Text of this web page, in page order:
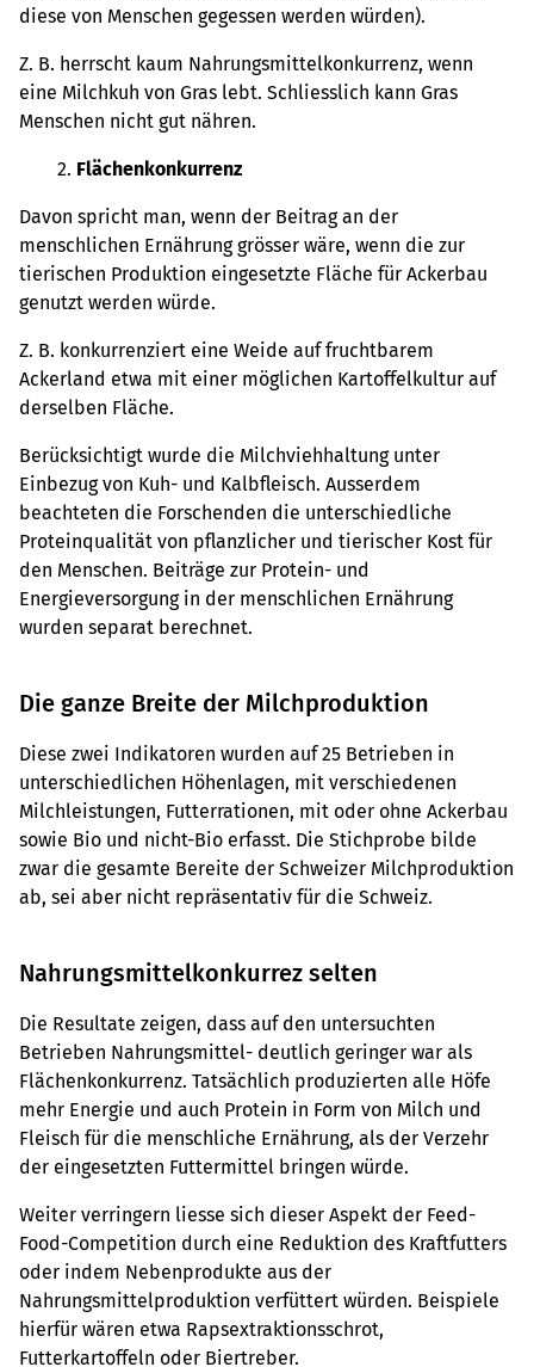
diese von Menschen gegessen werden würden).
Z. B. herrscht kaum Nahrungsmittelkonkurrenz, wenn
eine Milchkuh von Gras lebt. Schliesslich kann Gras
Menschen nicht gut nähren.
Flächenkonkurrenz
Davon spricht man, wenn der Beitrag an der
menschlichen Ernährung grösser wäre, wenn die zur
tierischen Produktion eingesetzte Fläche für Ackerbau
genutzt werden würde.
Z. B. konkurrenziert eine Weide auf fruchtbarem
Ackerland etwa mit einer möglichen Kartoffelkultur auf
derselben Fläche.
Berücksichtigt wurde die Milchviehhaltung unter
Einbezug von Kuh- und Kalbfleisch. Ausserdem
beachteten die Forschenden die unterschiedliche
Proteinqualität von pflanzlicher und tierischer Kost für
den Menschen. Beiträge zur Protein- und
Energieversorgung in der menschlichen Ernährung
wurden separat berechnet.
Die ganze Breite der Milchproduktion
Diese zwei Indikatoren wurden auf 25 Betrieben in
unterschiedlichen Höhenlagen, mit verschiedenen
Milchleistungen, Futterrationen, mit oder ohne Ackerbau
sowie Bio und nicht-Bio erfasst. Die Stichprobe bilde
zwar die gesamte Bereite der Schweizer Milchproduktion
ab, sei aber nicht repräsentativ für die Schweiz.
Nahrungsmittelkonkurrez selten
Die Resultate zeigen, dass auf den untersuchten
Betrieben Nahrungsmittel- deutlich geringer war als
Flächenkonkurrenz. Tatsächlich produzierten alle Höfe
mehr Energie und auch Protein in Form von Milch und
Fleisch für die menschliche Ernährung, als der Verzehr
der eingesetzten Futtermittel bringen würde.
Weiter verringern liesse sich dieser Aspekt der Feed-
Food-Competition durch eine Reduktion des Kraftfutters
oder indem Nebenprodukte aus der
Nahrungsmittelproduktion verfüttert würden. Beispiele
hierfür wären etwa Rapsextraktionsschrot,
Futterkartoffeln oder Biertreber.